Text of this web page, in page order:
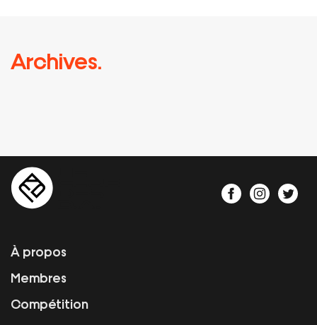
Archives.
À propos
Membres
Compétition